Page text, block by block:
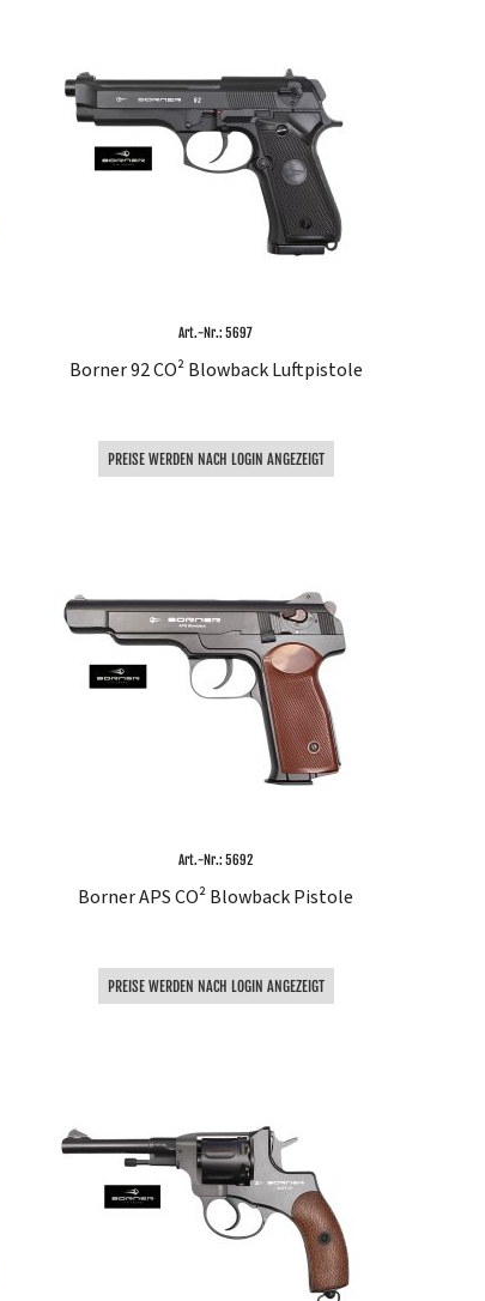
Art.-Nr.: 5697
Borner 92 CO² Blowback Luftpistole
PREISE WERDEN NACH LOGIN ANGEZEIGT
Art.-Nr.: 5692
Borner APS CO² Blowback Pistole
PREISE WERDEN NACH LOGIN ANGEZEIGT